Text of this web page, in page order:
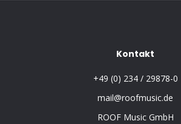
Kontakt
+49 (0) 234 / 29878-0
mail@roofmusic.de
ROOF Music GmbH